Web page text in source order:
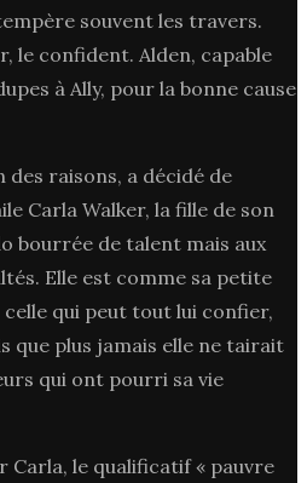
souvent les travers.
le confident. Alden, capable
à Ally, pour la bonne cause
des raisons, a décidé de
Carla Walker, la fille de son
bourrée de talent mais aux
Elle est comme sa petite
qui peut tout lui confier,
que plus jamais elle ne tairait
qui ont pourri sa vie
Carla, le qualificatif « pauvre